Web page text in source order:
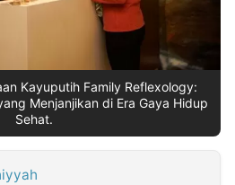
Kayuputih Family Reflexology:
Menjanjikan di Era Gaya Hidup
Sehat.